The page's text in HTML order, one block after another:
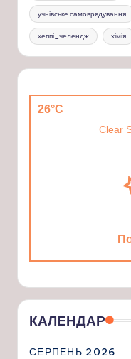
учнівське самоврядування
хеппі_челендж хімія
26°C
Clear
КАЛЕНДАР
СЕРПЕНЬ 2026